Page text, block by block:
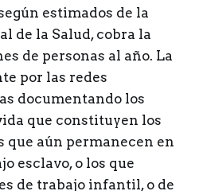
estimados de la
de la Salud, cobra la
de personas al año. La
por las redes
documentando los
que constituyen los
que aún permanecen en
esclavo, o los que
de trabajo infantil, o de